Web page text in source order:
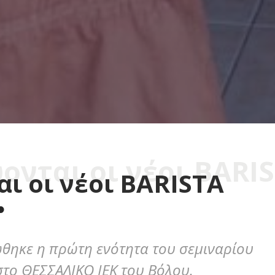
οι νέοι BARISTA
οι νέοι
η πρώτη ενότητα του σεμιναρίου
ΘΕΣΣΑΛΙΚΟ ΙΕΚ του Βόλου.